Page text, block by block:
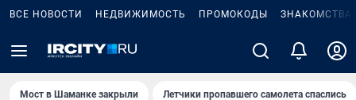
ВСЕ НОВОСТИ НЕДВИЖИМОСТЬ ПРОМОКОДЫ ЗНАКОМСТВА
Мост в Шаманке закрыли Летчики пропавшего самолета спаслись